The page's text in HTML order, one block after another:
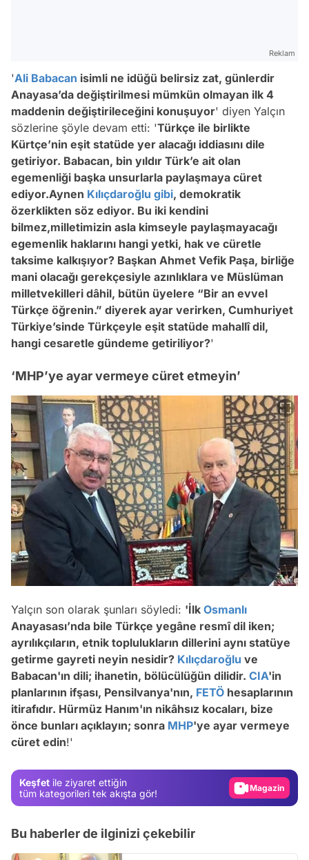
Reklam
'Ali Babacan isimli ne idüğü belirsiz zat, günlerdir
Anayasa’da değiştirilmesi mümkün olmayan ilk 4
maddenin değiştirileceğini konuşuyor' diyen Yalçın
sözlerine şöyle devam etti: 'Türkçe ile birlikte
Kürtçe’nin eşit statüde yer alacağı iddiasını dile
getiriyor. Babacan, bin yıldır Türk’e ait olan
egemenliği başka unsurlarla paylaşmaya cüret
ediyor.Aynen Kılıçdaroğlu gibi, demokratik
özerklikten söz ediyor. Bu iki kendini
bilmez,milletimizin asla kimseyle paylaşmayacağı
egemenlik haklarını hangi yetki, hak ve cüretle
taksime kalkışıyor? Başkan Ahmet Vefik Paşa, birliğe
mani olacağı gerekçesiyle azınlıklara ve Müslüman
milletvekilleri dâhil, bütün üyelere “Bir an evvel
Türkçe öğrenin.” diyerek ayar verirken, Cumhuriyet
Türkiye’sinde Türkçeyle eşit statüde mahallî dil,
hangi cesaretle gündeme getiriliyor?'
‘MHP’ye ayar vermeye cüret etmeyin’
Yalçın son olarak şunları söyledi: 'İlk Osmanlı
Anayasası’nda bile Türkçe yegâne resmî dil iken;
ayrılıkçıların, etnik toplulukların dillerini aynı statüye
getirme gayreti neyin nesidir? Kılıçdaroğlu ve
Babacan'ın dili; ihanetin, bölücülüğün dilidir. CIA'in
planlarının ifşası, Pensilvanya'nın, FETÖ hesaplarının
itirafıdır. Hürmüz Hanım'ın nikâhsız kocaları, bize
önce bunları açıklayın; sonra MHP'ye ayar vermeye
cüret edin!'
Keşfet ile ziyaret ettiğin
tüm kategorileri tek akışta gör!
Magazin
Bu haberler de ilginizi çekebilir